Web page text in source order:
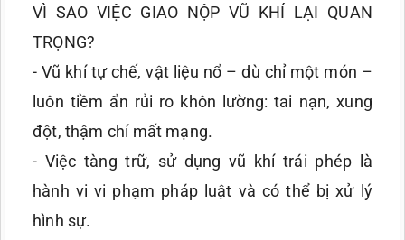
VÌ SAO VIỆC GIAO NỘP VŨ KHÍ LẠI QUAN
TRỌNG?
- Vũ khí tự chế, vật liệu nổ – dù chỉ một món –
luôn tiềm ẩn rủi ro khôn lường: tai nạn, xung
đột, thậm chí mất mạng.
- Việc tàng trữ, sử dụng vũ khí trái phép là
hành vi vi phạm pháp luật và có thể bị xử lý
hình sự.